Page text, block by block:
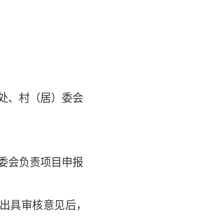
、村（居）委会
会负责项目申报
具审核意见后，